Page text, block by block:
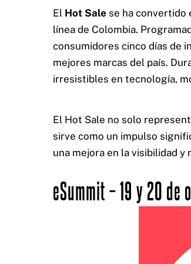
El Hot Sale se ha convertido
línea de Colombia.
consumidores cinco días de
mejores marcas del país.
irresistibles en tecnología,
El Hot Sale no solo
sirve como un impulso
una mejora en la visibilidad
eSummit – 19 y 20 de